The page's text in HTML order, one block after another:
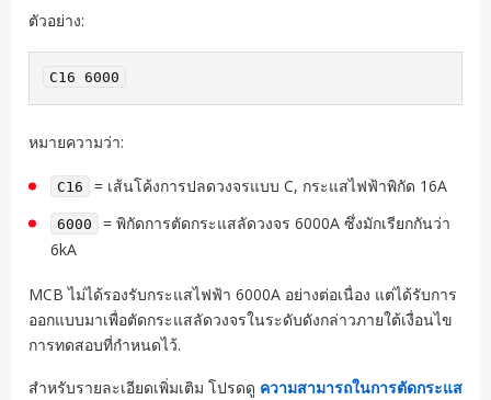
ตัวอย่าง:
C16 6000
หมายความว่า:
C16 = เส้นโค้งการปลดวงจรแบบ C, กระแสไฟฟ้าพิกัด 16A
6000
= พิกัดการตัดกระแสลัดวงจร 6000A ซึ่งมักเรียกกันว่า
6kA
MCB ไม่ได้รองรับกระแสไฟฟ้า 6000A อย่างต่อเนื่อง แต่ได้รับการ
ออกแบบมาเพื่อตัดกระแสลัดวงจรในระดับดังกล่าวภายใต้เงื่อนไข
การทดสอบที่กำหนดไว้.
สำหรับรายละเอียดเพิ่มเติม โปรดดู ความสามารถในการตัดกระแส